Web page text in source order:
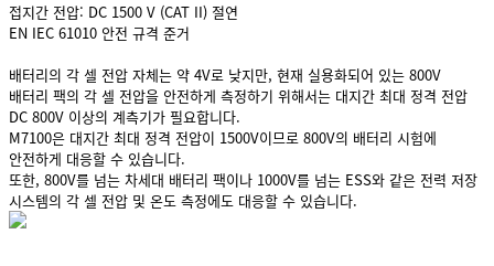
접지간 전압: DC 1500 V (CAT II) 절연
EN IEC 61010 안전 규격 준거
배터리의 각 셀 전압 자체는 약 4V로 낮지만, 현재 실용화되어 있는 800V
배터리 팩의 각 셀 전압을 안전하게 측정하기 위해서는 대지간 최대 정격 전압
DC 800V 이상의 계측기가 필요합니다.
M7100은 대지간 최대 정격 전압이 1500V이므로 800V의 배터리 시험에
안전하게 대응할 수 있습니다.
또한, 800V를 넘는 차세대 배터리 팩이나 1000V를 넘는 ESS와 같은 전력 저장
시스템의 각 셀 전압 및 온도 측정에도 대응할 수 있습니다.